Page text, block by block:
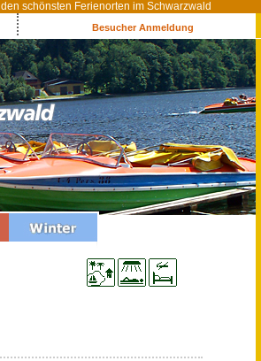
schönsten Ferienorten im Schwarzwald
Besucher Anmeldung